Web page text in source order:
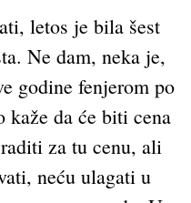
letos je bila šest
Ne dam, neka je,
godine fenjerom po
kaže da će biti cena
za tu cenu, ali
neću ulagati u